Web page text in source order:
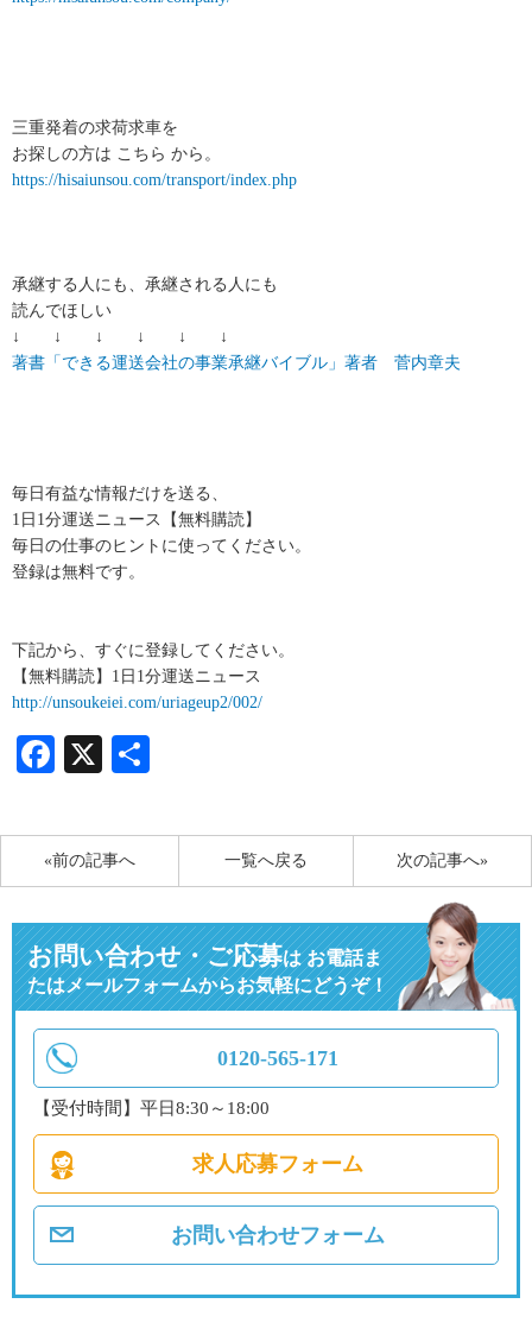
三重発着の求荷求車を
お探しの方は こちら から。
https://hisaiunsou.com/transport/index.php
承継する人にも、承継される人にも
読んでほしい
↓ ↓ ↓ ↓ ↓ ↓
著書「できる運送会社の事業承継バイブル」著者 菅内章夫
毎日有益な情報だけを送る、
1日1分運送ニュース【無料購読】
毎日の仕事のヒントに使ってください。
登録は無料です。
下記から、すぐに登録してください。
【無料購読】1日1分運送ニュース
http://unsoukeiei.com/uriageup2/002/
Facebook
X
«前の記事へ 次の記事へ»
一覧へ戻る
お問い合わせ・ご応募はお電話ま
たはメールフォームからお気軽にどうぞ！
0120-565-171
【受付時間】平日8:30～18:00
求人応募フォーム
お問い合わせフォーム